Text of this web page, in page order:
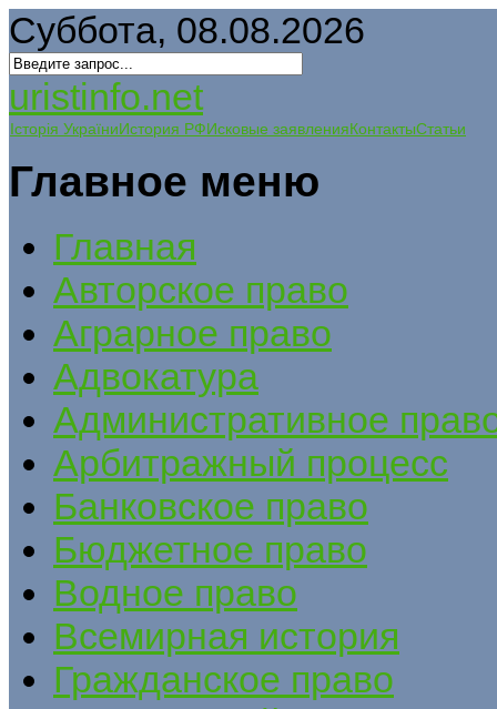
Суббота, 08.08.2026
uristinfo.net
Історія УкраїниИстория РФИсковые заявленияКонтактыСтатьи
Главное меню
Главная
Авторское право
Аграрное право
Адвокатура
Административное
Арбитражный процесс
Банковское право
Бюджетное право
Водное право
Всемирная история
Гражданское право